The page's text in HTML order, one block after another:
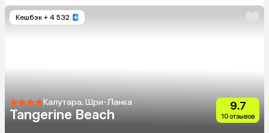
Кешбэк + 4 532
Калутара, Шри-Ланка
Tangerine Beach
9.7
10 отзывов